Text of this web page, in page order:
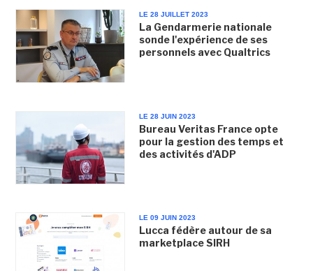
LE 28 JUILLET 2023
La Gendarmerie nationale
sonde l'expérience de ses
personnels avec Qualtrics
LE 28 JUIN 2023
Bureau Veritas France opte
pour la gestion des temps et
des activités d'ADP
LE 09 JUIN 2023
Lucca fédère autour de sa
marketplace SIRH